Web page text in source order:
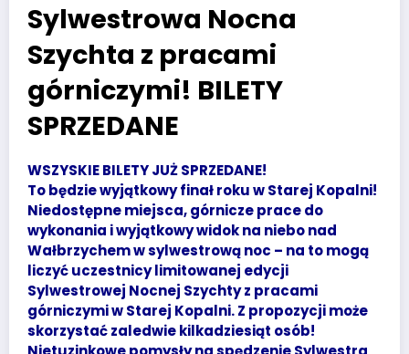
Sylwestrowa Nocna
Szychta z pracami
górniczymi! BILETY
SPRZEDANE
WSZYSKIE BILETY JUŻ SPRZEDANE!
To będzie wyjątkowy finał roku w Starej Kopalni!
Niedostępne miejsca, górnicze prace do
wykonania i wyjątkowy widok na niebo nad
Wałbrzychem w sylwestrową noc – na to mogą
liczyć uczestnicy limitowanej edycji
Sylwestrowej Nocnej Szychty z pracami
górniczymi w Starej Kopalni. Z propozycji może
skorzystać zaledwie kilkadziesiąt osób!